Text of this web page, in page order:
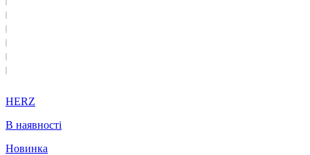
HERZ
В наявності
Новинка